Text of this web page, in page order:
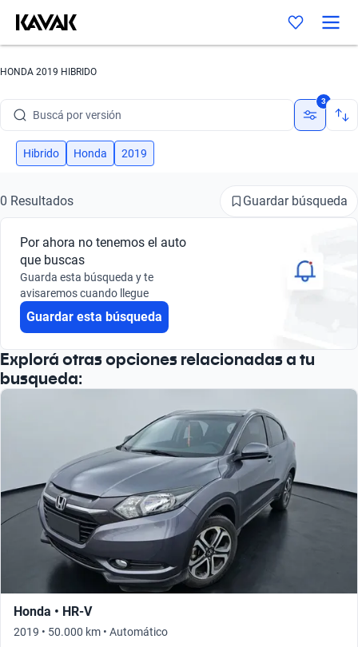
HONDA 2019 HIBRIDO
Buscá por marca
Buscá por versión
Buscá por año
Buscá por modelo
Buscá por versión
Buscá por año
3
Hibrido Honda 2019
0 Resultados Guardar búsqueda
Por ahora no tenemos el auto
que buscas
Guarda esta búsqueda y te
avisaremos cuando llegue
Guardar esta búsqueda
Explorá otras opciones relacionadas a tu
busqueda:
Honda • HR-V
2019 • 50.000 km • Automático